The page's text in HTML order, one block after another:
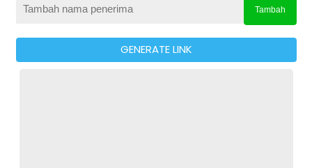
Tambah
GENERATE LINK